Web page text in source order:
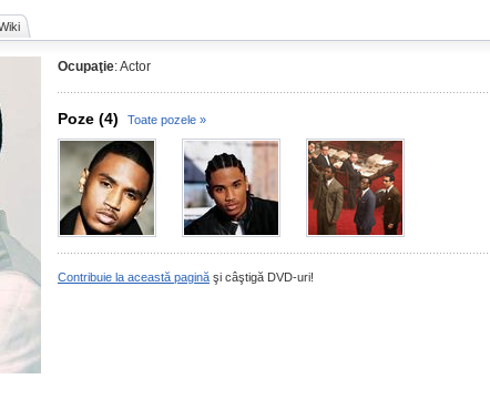
Ocupaţie: Actor
Poze (4) Toate pozele »
Contribuie la această pagină şi câştigă DVD-uri!